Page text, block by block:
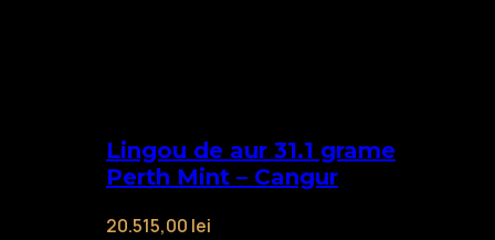
Lingou de aur 31.1 grame
Perth Mint – Cangur
20.515,00 lei